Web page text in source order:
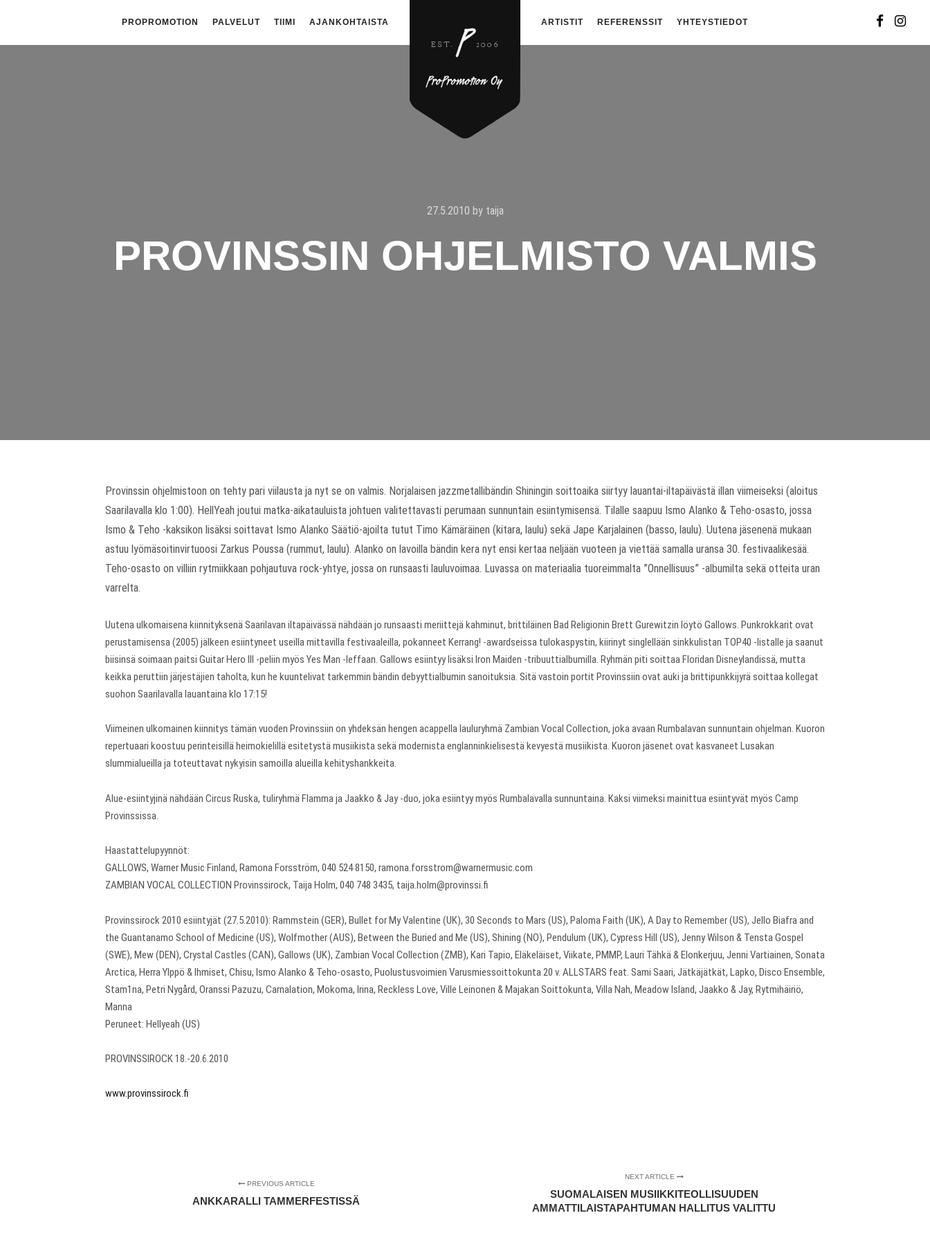
PROPROMOTION PALVELUT TIIMI AJANKOHTAISTA ARTISTIT REFERENSSIT YHTEYSTIEDOT
27.5.2010 by taija
PROVINSSIN OHJELMISTO VALMIS
Provinssin ohjelmistoon on tehty pari viilausta ja nyt se on valmis. Norjalaisen jazzmetallibändin Shiningin soittoaika siirtyy lauantai-iltapäivästä illan viimeiseksi (aloitus
Saarilavalla klo 1:00). HellYeah joutui matka-aikatauluista johtuen valitettavasti perumaan sunnuntain esiintymisensä. Tilalle saapuu Ismo Alanko & Teho-osasto, jossa
Ismo & Teho -kaksikon lisäksi soittavat Ismo Alanko Säätiö-ajoilta tutut Timo Kämäräinen (kitara, laulu) sekä Jape Karjalainen (basso, laulu). Uutena jäsenenä mukaan
astuu lyömäsoitinvirtuoosi Zarkus Poussa (rummut, laulu). Alanko on lavoilla bändin kera nyt ensi kertaa neljään vuoteen ja viettää samalla uransa 30. festivaalikesää.
Teho-osasto on villiin rytmiikkaan pohjautuva rock-yhtye, jossa on runsaasti lauluvoimaa. Luvassa on materiaalia tuoreimmalta ”Onnellisuus” -albumilta sekä otteita uran
varrelta.
Uutena ulkomaisena kiinnityksenä Saarilavan iltapäivässä nähdään jo runsaasti meriittejä kahminut, brittiläinen Bad Religionin Brett Gurewitzin löytö Gallows. Punkrokkarit ovat
perustamisensa (2005) jälkeen esiintyneet useilla mittavilla festivaaleilla, pokanneet Kerrang! -awardseissa tulokaspystin, kiirinyt singlellään sinkkulistan TOP40 -listalle ja saanut
biisinsä soimaan paitsi Guitar Hero III -peliin myös Yes Man -leffaan. Gallows esiintyy lisäksi Iron Maiden -tribuuttialbumilla. Ryhmän piti soittaa Floridan Disneylandissä, mutta
keikka peruttiin järjestäjien taholta, kun he kuuntelivat tarkemmin bändin debyyttialbumin sanoituksia. Sitä vastoin portit Provinssiin ovat auki ja brittipunkkijyrä soittaa kollegat
suohon Saarilavalla lauantaina klo 17:15!
Viimeinen ulkomainen kiinnitys tämän vuoden Provinssiin on yhdeksän hengen acappella lauluryhmä Zambian Vocal Collection, joka avaan Rumbalavan sunnuntain ohjelman. Kuoron
repertuaari koostuu perinteisillä heimokielillä esitetystä musiikista sekä modernista englanninkielisestä kevyestä musiikista. Kuoron jäsenet ovat kasvaneet Lusakan
slummialueilla ja toteuttavat nykyisin samoilla alueilla kehityshankkeita.
Alue-esiintyjinä nähdään Circus Ruska, tuliryhmä Flamma ja Jaakko & Jay -duo, joka esiintyy myös Rumbalavalla sunnuntaina. Kaksi viimeksi mainittua esiintyvät myös Camp
Provinssissa.
Haastattelupyynnöt:
GALLOWS, Warner Music Finland, Ramona Forsström, 040 524 8150, ramona.forsstrom@warnermusic.com
ZAMBIAN VOCAL COLLECTION Provinssirock, Taija Holm, 040 748 3435, taija.holm@provinssi.fi
Provinssirock 2010 esiintyjät (27.5.2010): Rammstein (GER), Bullet for My Valentine (UK), 30 Seconds to Mars (US), Paloma Faith (UK), A Day to Remember (US), Jello Biafra and
the Guantanamo School of Medicine (US), Wolfmother (AUS), Between the Buried and Me (US), Shining (NO), Pendulum (UK), Cypress Hill (US), Jenny Wilson & Tensta Gospel
(SWE), Mew (DEN), Crystal Castles (CAN), Gallows (UK), Zambian Vocal Collection (ZMB), Kari Tapio, Eläkeläiset, Viikate, PMMP, Lauri Tähkä & Elonkerjuu, Jenni Vartiainen, Sonata
Arctica, Herra Ylppö & Ihmiset, Chisu, Ismo Alanko & Teho-osasto, Puolustusvoimien Varusmiessoittokunta 20 v. ALLSTARS feat. Sami Saari, Jätkäjätkät, Lapko, Disco Ensemble,
Stam1na, Petri Nygård, Oranssi Pazuzu, Carnalation, Mokoma, Irina, Reckless Love, Ville Leinonen & Majakan Soittokunta, Villa Nah, Meadow Island, Jaakko & Jay, Rytmihäiriö,
Manna
Peruneet: Hellyeah (US)
PROVINSSIROCK 18.-20.6.2010
www.provinssirock.fi
PREVIOUS ARTICLE
ANKKARALLI TAMMERFESTISSÄ
NEXT ARTICLE
SUOMALAISEN MUSIIKKITEOLLISUUDEN
AMMATTILAISTAPAHTUMAN HALLITUS VALITTU